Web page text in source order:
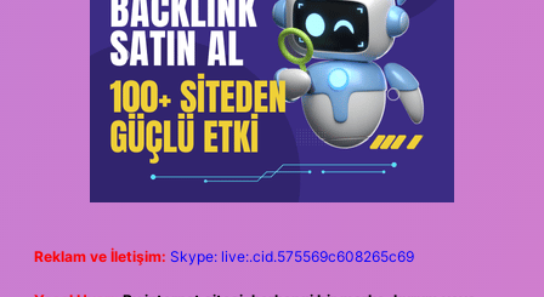
Reklam ve İletişim: Skype: live:.cid.575569c608265c69